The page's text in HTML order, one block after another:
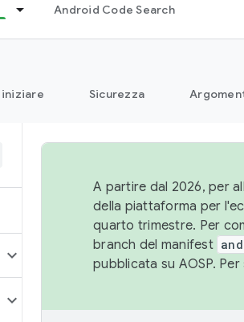
Android Code Search
iniziare Sicurezza
A partire dal 2026, per
della piattaforma per
quarto trimestre. Per
branch del manifest
pubblicata su AOSP.